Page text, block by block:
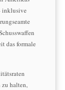
inklusive
das formale
halten,